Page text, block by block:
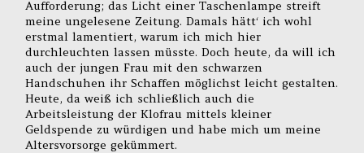
Aufforderung; das Licht einer Taschenlampe streift
meine ungelesene Zeitung. Damals hätt‘ ich wohl
erstmal lamentiert, warum ich mich hier
durchleuchten lassen müsste. Doch heute, da will ich
auch der jungen Frau mit den schwarzen
Handschuhen ihr Schaffen möglichst leicht gestalten.
Heute, da weiß ich schließlich auch die
Arbeitsleistung der Klofrau mittels kleiner
Geldspende zu würdigen und habe mich um meine
Altersvorsorge gekümmert.